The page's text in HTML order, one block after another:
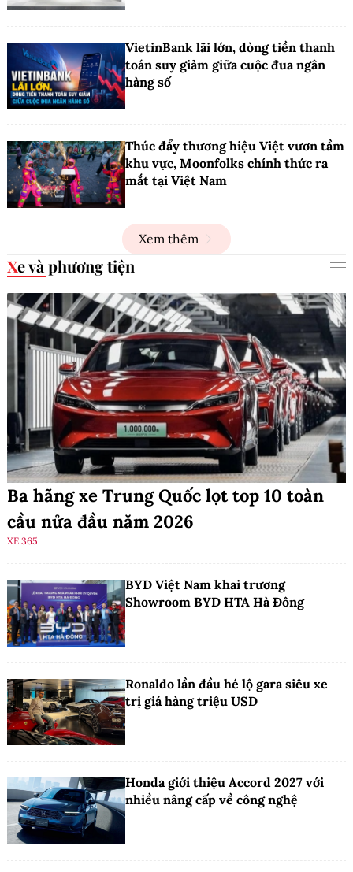
VietinBank lãi lớn, dòng tiền thanh
toán suy giảm giữa cuộc đua ngân
hàng số
Thúc đẩy thương hiệu Việt vươn tầm
khu vực, Moonfolks chính thức ra
mắt tại Việt Nam
Xem thêm
Xe và phương tiện
Ba hãng xe Trung Quốc lọt top 10 toàn
cầu nửa đầu năm 2026
XE 365
BYD Việt Nam khai trương
Showroom BYD HTA Hà Đông
Ronaldo lần đầu hé lộ gara siêu xe
trị giá hàng triệu USD
Honda giới thiệu Accord 2027 với
nhiều nâng cấp về công nghệ